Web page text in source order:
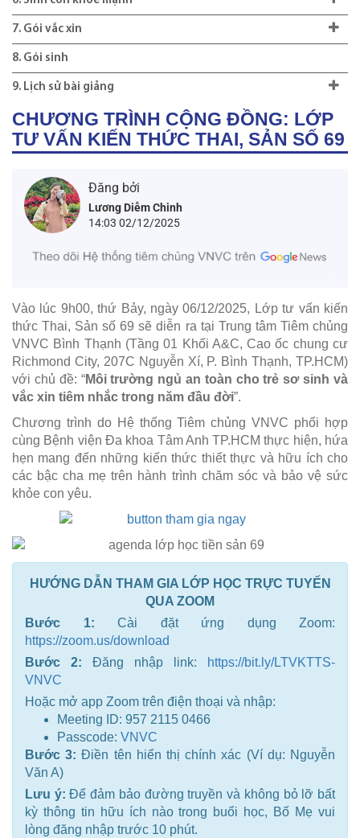
7. Gói vắc xin
8. Gói sinh
9. Lịch sử bài giảng
CHƯƠNG TRÌNH CỘNG ĐỒNG: LỚP
TƯ VẤN KIẾN THỨC THAI, SẢN SỐ 69
Đăng bởi
Lương Diễm Chinh
14:03 02/12/2025
Vào lúc 9h00, thứ Bảy, ngày 06/12/2025, Lớp tư vấn kiến
thức Thai, Sản số 69 sẽ diễn ra tại Trung tâm Tiêm chủng
VNVC Bình Thạnh (Tầng 01 Khối A&C, Cao ốc chung cư
Richmond City, 207C Nguyễn Xí, P. Bình Thạnh, TP.HCM)
với chủ đề: “Môi trường ngủ an toàn cho trẻ sơ sinh và
vắc xin tiêm nhắc trong năm đầu đời”.
Chương trình do Hệ thống Tiêm chủng VNVC phối hợp
cùng Bệnh viện Đa khoa Tâm Anh TP.HCM thực hiện, hứa
hẹn mang đến những kiến thức thiết thực và hữu ích cho
các bậc cha mẹ trên hành trình chăm sóc và bảo vệ sức
khỏe con yêu.
HƯỚNG DẪN THAM GIA LỚP HỌC TRỰC TUYẾN
QUA ZOOM
Bước 1: Cài đặt ứng dụng Zoom:
https://zoom.us/download
Bước 2: Đăng nhập link:
https://bit.ly/LTVKTTS-
VNVC
Hoặc mở app Zoom trên điện thoại và nhập:
Meeting ID: 957 2115 0466
Passcode: VNVC
Bước 3:Điền tên hiển thị chính xác (Ví dụ: Nguyễn
Văn A)
Lưu ý:Để đảm bảo đường truyền và không bỏ lỡ bất
kỳ thông tin hữu ích nào trong buổi học, Bố Mẹ vui
lòng đăng nhập trước 10 phút.